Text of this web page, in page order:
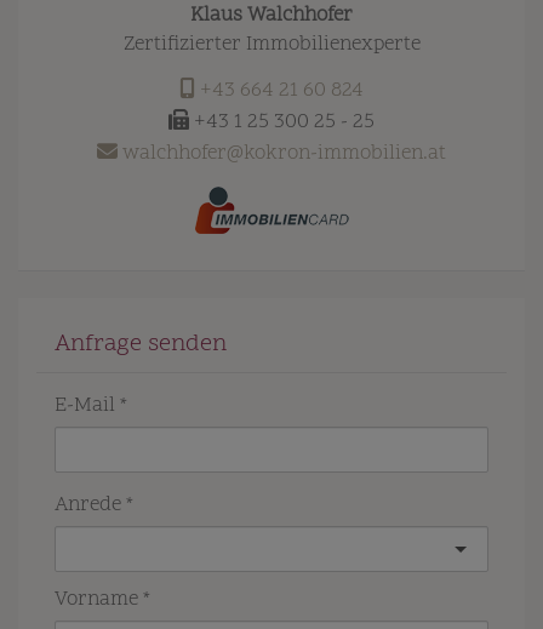
Klaus Walchhofer
Zertifizierter Immobilienexperte
+43 664 21 60 824
+43 1 25 300 25 - 25
walchhofer@kokron-immobilien.at
Anfrage senden
E-Mail
Anrede
Vorname